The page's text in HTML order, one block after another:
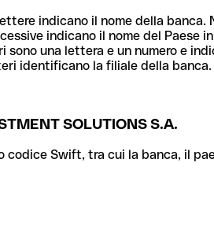
indicano il nome della
indicano il nome del Paese
una lettera e un numero e
identificano la filiale della banca.
SOLUTIONS S.A.
codice Swift, tra cui la banca, il